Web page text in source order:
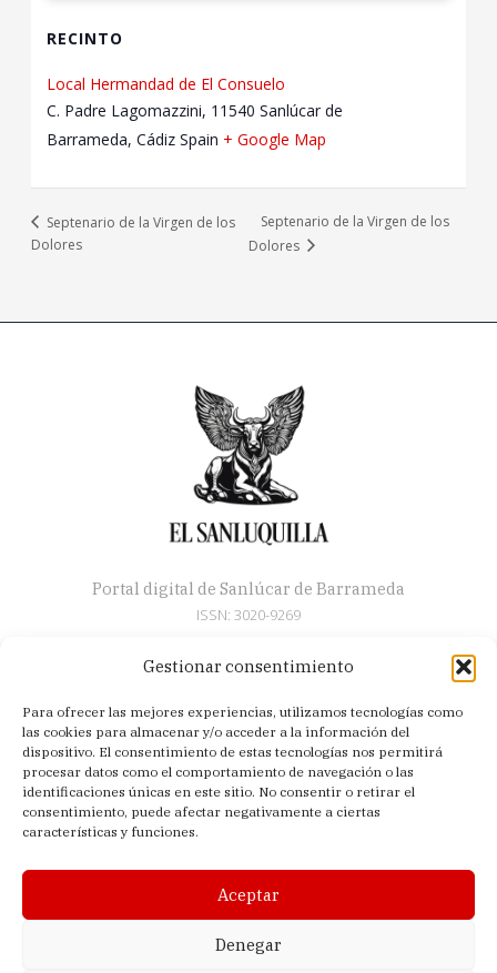
Gestionar consentimiento
Para ofrecer las mejores experiencias, utilizamos tecnologías como
las cookies para almacenar y/o acceder a la información del
dispositivo. El consentimiento de estas tecnologías nos permitirá
procesar datos como el comportamiento de navegación o las
identificaciones únicas en este sitio. No consentir o retirar el
consentimiento, puede afectar negativamente a ciertas
características y funciones.
Aceptar
Denegar
RECINTO
Local Hermandad de El Consuelo
C. Padre Lagomazzini, 11540 Sanlúcar de
Barrameda, Cádiz Spain + Google Map
Septenario de la Virgen de los
Dolores
Septenario de la Virgen de los
Dolores
Portal digital de Sanlúcar de Barrameda
ISSN: 3020-9269
Artículos
Semana Santa
Nosotros
Acerca de
Política de privacidad
Política de cookies (UE)